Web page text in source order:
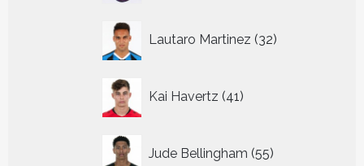
Lautaro Martinez 32
producten
Kai Havertz 41
producten
Jude Bellingham 55
producten